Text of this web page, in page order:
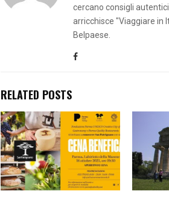
cercano consigli
arricchisce "Viaggiare in
Belpaese.
RELATED POSTS